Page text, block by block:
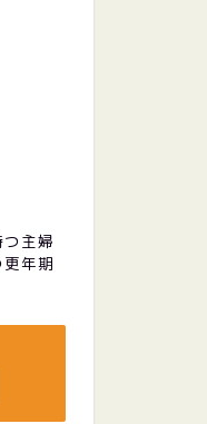
主婦
年期